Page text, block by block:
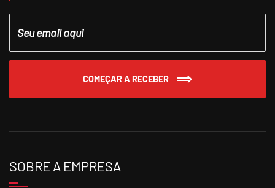
COMEÇAR A RECEBER
SOBRE A EMPRESA